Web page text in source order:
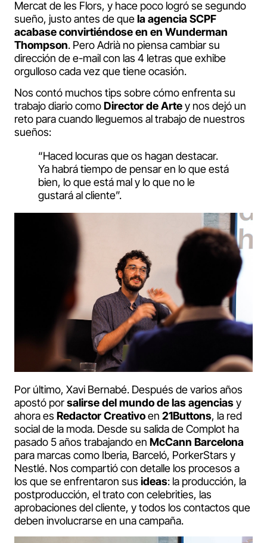
Mercat de les Flors, y hace poco logró se segundo
sueño, justo antes de quela agencia SCPF
acabase convirtiéndose en en Wunderman
Thompson. Pero Adrià no piensa cambiar su
dirección de e-mail con las 4 letras que exhibe
orgulloso cada vez que tiene ocasión.
Nos contó muchos tips sobre cómo enfrenta su
trabajo diario comoDirector de Artey nos dejó un
reto para cuando lleguemos al trabajo de nuestros
sueños:
“Haced locuras que os hagan destacar.
Ya habrá tiempo de pensar en lo que está
bien, lo que está mal y lo que no le
gustará al cliente”.
Por último, Xavi Bernabé. Después de varios años
apostó porsalirse del mundo de las agenciasy
ahora es Redactor Creativoen 21Buttons, la red
social de la moda. Desde su salida de Complot ha
pasado 5 años trabajando en McCann Barcelona
para marcas como Iberia, Barceló, PorkerStars y
Nestlé. Nos compartió con detalle los procesos a
los que se enfrentaron sus ideas: la producción, la
postproducción, el trato con celebrities, las
aprobaciones del cliente, y todos los contactos que
deben involucrarse en una campaña.